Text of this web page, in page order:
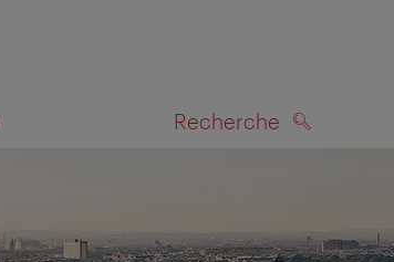
Recherche